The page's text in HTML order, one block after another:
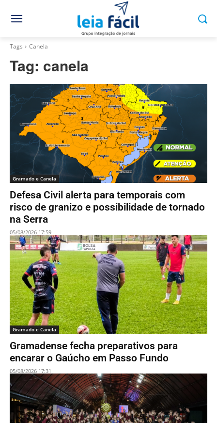
Tags Canela
Tag: canela
Gramado e Canela
Defesa Civil alerta para temporais com
risco de granizo e possibilidade de tornado
na Serra
05/08/2026 17:59
Gramado e Canela
Gramadense fecha preparativos para
encarar o Gaúcho em Passo Fundo
05/08/2026 17:31